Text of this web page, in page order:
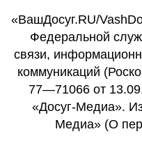
«ВашДосуг.RU/
Федеральной
связи,
коммуникаций
77—71066 от
«Досуг-Медиа».
Медиа» (О